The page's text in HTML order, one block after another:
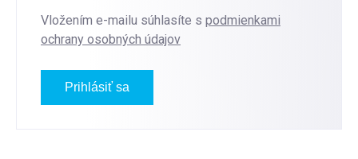
Vložením e-mailu súhlasíte s podmienkami
ochrany osobných údajov
Prihlásiť sa